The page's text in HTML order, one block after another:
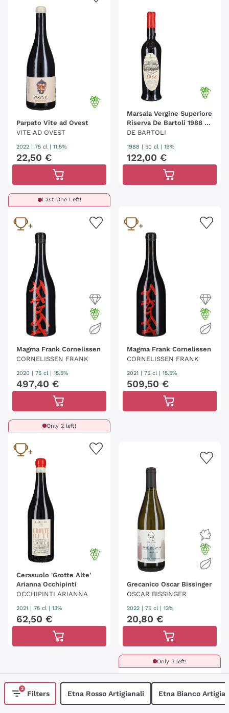
Parpato Vite ad Ovest
VITE AD OVEST
2022 | 75 cl | 11.5%
22,50 €
Marsala Vergine Superiore
Riserva De Bartoli 1988 -
50cl
DE BARTOLI
1988 | 50 cl | 19%
122,00 €
Last One Left!
Magma Frank Cornelissen
CORNELISSEN FRANK
2020 | 75 cl | 15.5%
497,40 €
Magma Frank Cornelissen
CORNELISSEN FRANK
2021 | 75 cl | 15.5%
509,50 €
Only 2 left!
Cerasuolo 'Grotte Alte'
Arianna Occhipinti
OCCHIPINTI ARIANNA
2021 75 cl | 13%
62,50 €
Grecanico Oscar Bissinger
OSCAR BISSINGER
2022 75 cl | 13%
20,80 €
Only 3 left!
2
Filters Etna Rosso Artigianali Etna Bianco